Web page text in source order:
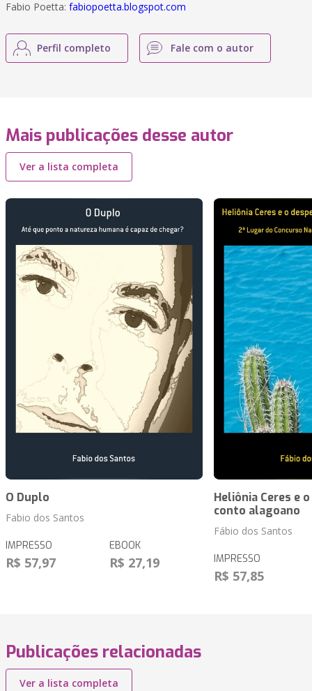
Fabio Poetta: fabiopoetta.blogspot.com
Perfil completo Fale com o autor
Mais publicações desse autor
Ver a lista completa
O Duplo
Fabio dos Santos
IMPRESSO
R$ 57,97
EBOOK
R$ 27,19
Heliônia Ceres e
conto alagoano
Fábio dos Santos
IMPRESSO
R$ 57,85
Publicações relacionadas
Ver a lista completa